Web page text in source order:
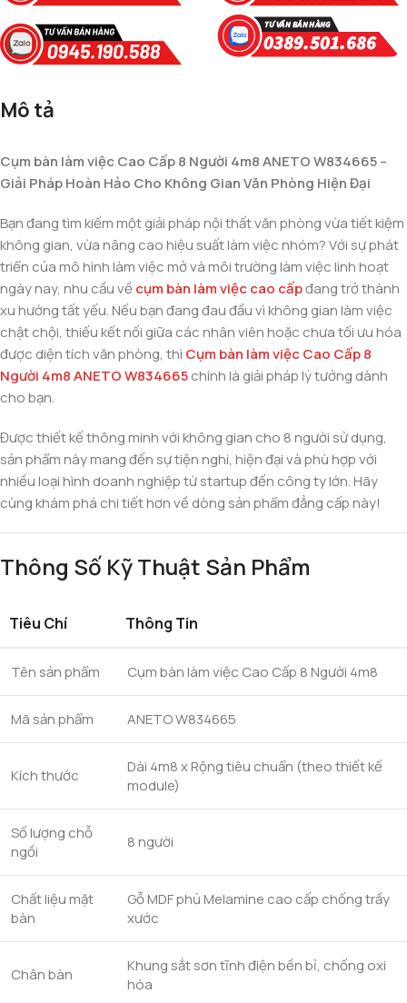
Mô tả
Cụm bàn làm việc Cao Cấp 8 Người 4m8 ANETO W834665 –
Giải Pháp Hoàn Hảo Cho Không Gian Văn Phòng Hiện Đại
Bạn đang tìm kiếm một giải pháp nội thất văn phòng vừa tiết kiệm
không gian, vừa nâng cao hiệu suất làm việc nhóm? Với sự phát
triển của mô hình làm việc mở và môi trường làm việc linh hoạt
ngày nay, nhu cầu về cụm bàn làm việc cao cấpđang trở thành
xu hướng tất yếu. Nếu bạn đang đau đầu vì không gian làm việc
chật chội, thiếu kết nối giữa các nhân viên hoặc chưa tối ưu hóa
được diện tích văn phòng, thì Cụm bàn làm việc Cao Cấp 8
Người 4m8 ANETO W834665chính là giải pháp lý tưởng dành
cho bạn.
Được thiết kế thông minh với không gian cho 8 người sử dụng,
sản phẩm này mang đến sự tiện nghi, hiện đại và phù hợp với
nhiều loại hình doanh nghiệp từ startup đến công ty lớn. Hãy
cùng khám phá chi tiết hơn về dòng sản phẩm đẳng cấp này!
Thông Số Kỹ Thuật Sản Phẩm
Tiêu Chí Thông Tin
Tên sản phẩm Cụm bàn làm việc Cao Cấp 8 Người 4m8
Mã sản phẩm ANETO W834665
Kích thước
Dài 4m8 x Rộng tiêu chuẩn (theo thiết kế
module)
Số lượng chỗ
ngồi
8 người
Chất liệu mặt
bàn
Gỗ MDF phủ Melamine cao cấp chống trầy
xước
Chân bàn
Khung sắt sơn tĩnh điện bền bỉ, chống oxi
hóa